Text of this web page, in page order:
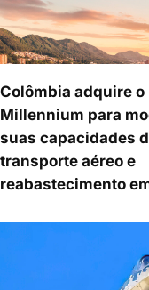
Colômbia adquire o
Millennium para
suas capacidades
transporte aéreo e
reabastecimento